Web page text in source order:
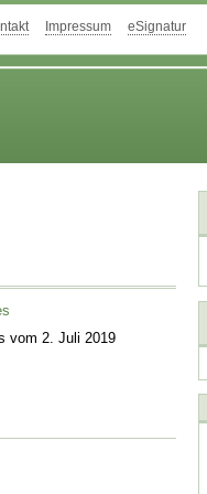
Impressum eSignatur
vom 2. Juli 2019